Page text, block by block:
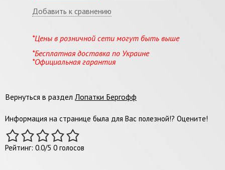
Добавить к сравнению
*Цены в розничной сети могут быть выше
*Бесплатная доставка по Украине
*Официальная гарантия
Вернуться в раздел Лопатки Бергофф
Информация на странице была для Вас полезной!? Оцените!
Рейтинг: 0.0/5 0 голосов